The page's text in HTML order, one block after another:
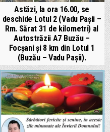
Astăzi, la ora 16.00, se
deschide Lotul 2 (Vadu Pașii –
Rm. Sărat 31 de kilometri) al
Autostrăzii A7 Buzău –
Focșani și 8 km din Lotul 1
(Buzău – Vadu Pașii).